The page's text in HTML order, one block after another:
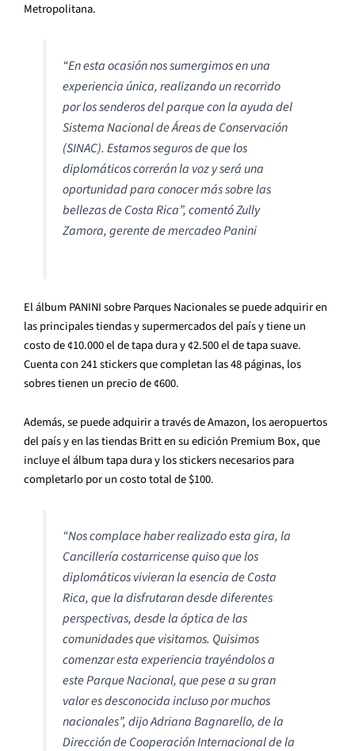
Metropolitana.
“En esta ocasión nos sumergimos en una
experiencia única, realizando un recorrido
por los senderos del parque con la ayuda del
Sistema Nacional de Áreas de Conservación
(SINAC). Estamos seguros de que los
diplomáticos correrán la voz y será una
oportunidad para conocer más sobre las
bellezas de Costa Rica”, comentó Zully
Zamora, gerente de mercadeo Panini
El álbum PANINI sobre Parques Nacionales se puede adquirir en
las principales tiendas y supermercados del país y tiene un
costo de ¢10.000 el de tapa dura y ¢2.500 el de tapa suave.
Cuenta con 241 stickers que completan las 48 páginas, los
sobres tienen un precio de ¢600.
Además, se puede adquirir a través de Amazon, los aeropuertos
del país y en las tiendas Britt en su edición Premium Box, que
incluye el álbum tapa dura y los stickers necesarios para
completarlo por un costo total de $100.
“Nos complace haber realizado esta gira, la
Cancillería costarricense quiso que los
diplomáticos vivieran la esencia de Costa
Rica, que la disfrutaran desde diferentes
perspectivas, desde la óptica de las
comunidades que visitamos. Quisimos
comenzar esta experiencia trayéndolos a
este Parque Nacional, que pese a su gran
valor es desconocida incluso por muchos
nacionales”, dijo Adriana Bagnarello, de la
Dirección de Cooperación Internacional de la